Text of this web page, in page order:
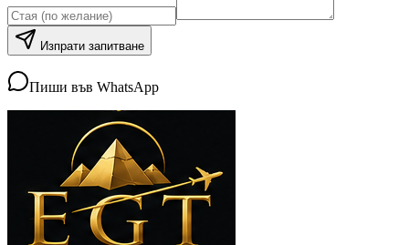
Изпрати запитване
Пиши във WhatsApp